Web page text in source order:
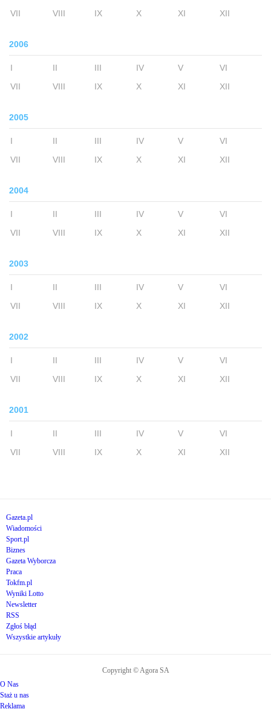
VII
VIII IX X XI XII
2006
I II III IV V
VI
VII
VIII IX X XI XII
2005
I II III IV V
VI
VII
VIII IX X XI XII
2004
I II III IV V
VI
VII
VIII IX X XI XII
2003
I II III IV V
VI
VII
VIII IX X XI XII
2002
I II III IV V
VI
VII
VIII IX X XI XII
2001
I II III IV V
VI
VII
VIII IX X XI XII
Gazeta.pl
Wiadomości
Sport.pl
Biznes
Gazeta Wyborcza
Praca
Tokfm.pl
Wyniki Lotto
Newsletter
RSS
Zgłoś błąd
Wszystkie artykuły
Copyright © Agora SA
O Nas
Staż u nas
Reklama